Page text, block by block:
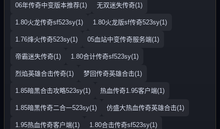
06年传奇中变版本推荐(1) 无双迷失传奇(1)
1.80火龙传奇sf523sy(1) 1.80火龙版sf传奇523sy(1)
1.76烽火传奇523sy(1) 05血站中变传奇服务端(1)
帝霸迷失传奇(1) 1.80合计传奇sf523sy(1)
烈焰英雄合击传奇(1) 梦回传奇英雄合击(1)
1.85暗黑合击攻略523sy(1) 热血传奇1.95客户端(1)
1.85暗黑传奇二合一523sy(1) 仿盛大热血传奇英雄合击(1)
1.95热血传奇客户端(1) 1.80合击传奇sf523sy(1)